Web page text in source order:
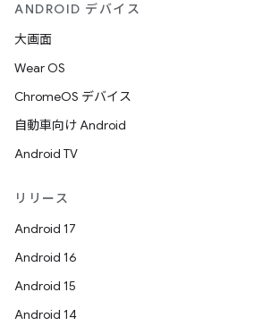
ANDROID デバイス
大画面
Wear OS
ChromeOS デバイス
自動車向け Android
Android TV
リリース
Android 17
Android 16
Android 15
Android 14